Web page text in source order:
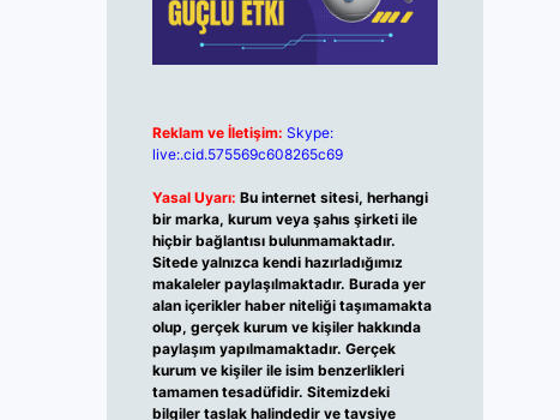
Reklam ve İletişim: Skype:
live:.cid.575569c608265c69
Yasal Uyarı: Bu internet sitesi, herhangi
bir marka, kurum veya şahıs şirketi ile
hiçbir bağlantısı bulunmamaktadır.
Sitede yalnızca kendi hazırladığımız
makaleler paylaşılmaktadır. Burada yer
alan içerikler haber niteliği taşımamakta
olup, gerçek kurum ve kişiler hakkında
paylaşım yapılmamaktadır. Gerçek
kurum ve kişiler ile isim benzerlikleri
tamamen tesadüfidir. Sitemizdeki
bilgiler taslak halindedir ve tavsiye